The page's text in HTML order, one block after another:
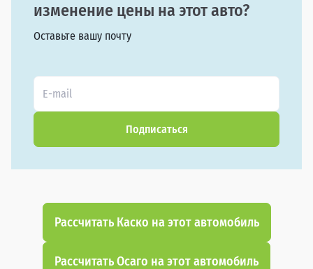
изменение цены на этот авто?
Оставьте вашу почту
Подписаться
Рассчитать Каско на этот автомобиль
Рассчитать Осаго на этот автомобиль